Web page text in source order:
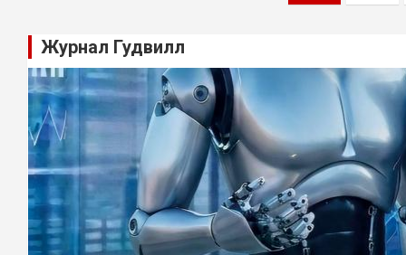
записям
Журнал Гудвилл